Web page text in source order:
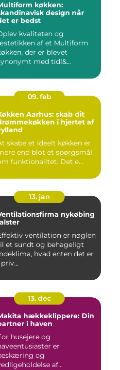
køkken:
design når
er bedst
kvaliteten og
af et Multiform
der er blevet
med tidl&...
09. feb
Aarhus: skab dit
i hjertet af
skabe et ideelt køkken er
end blot et spørgsmål
funktionalitet. Det e...
13. jan
nykøbing
ventilation er nøglen
et sundt og behageligt
hvad enten det er
13. dec
hækkeklippere: Din
i haven
husejere og
er
og
af